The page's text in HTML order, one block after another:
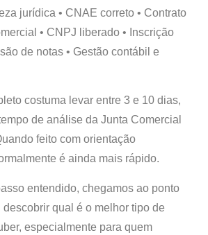
jurídica • CNAE correto • Contrato
• CNPJ liberado • Inscrição
de notas • Gestão contábil e
costuma levar entre 3 e 10 dias,
de análise da Junta Comercial
feito com orientação
é ainda mais rápido.
entendido, chegamos ao ponto
descobrir qual é o melhor tipo de
especialmente para quem